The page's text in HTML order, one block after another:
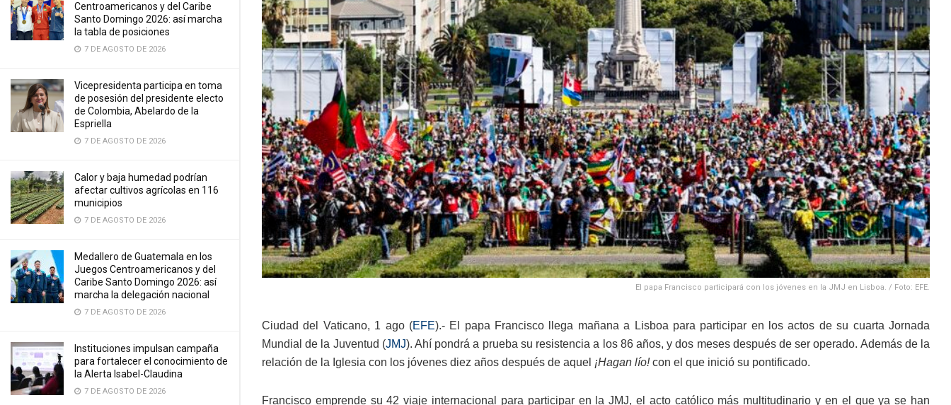
Centroamericanos y del Caribe
Santo Domingo 2026: así marcha
la tabla de posiciones
7 DE AGOSTO DE 2026
Vicepresidenta participa en toma
de posesión del presidente electo
de Colombia, Abelardo de la
Espriella
7 DE AGOSTO DE 2026
Calor y baja humedad podrían
afectar cultivos agrícolas en 116
municipios
7 DE AGOSTO DE 2026
Medallero de Guatemala en los
Juegos Centroamericanos y del
Caribe Santo Domingo 2026: así
marcha la delegación nacional
7 DE AGOSTO DE 2026
Instituciones impulsan campaña
para fortalecer el conocimiento de
la Alerta Isabel-Claudina
7 DE AGOSTO DE 2026
El papa Francisco participará con los jóvenes en la JMJ en Lisboa. / Foto: EFE.
Ciudad del Vaticano, 1 ago (EFE).- El papa Francisco llega mañana a Lisboa para participar en los actos de su cuarta Jornada
Mundial de la Juventud (JMJ). Ahí pondrá a prueba su resistencia a los 86 años, y dos meses después de ser operado. Además de la
relación de la Iglesia con los jóvenes diez años después de aquel ¡Hagan lío!con el que inició su pontificado.
Francisco emprende su 42 viaje internacional para participar en la JMJ, el acto católico más multitudinario y en el que ya se han